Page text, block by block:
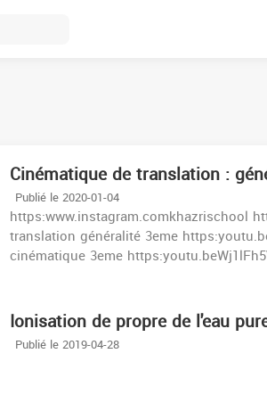
Cinématique de translation :
Publié le 2020-01-04
https:www.instagram.comkhazrischool
translation généralité 3eme
cinématique 3eme
Ionisation de propre de l'eau
Publié le 2019-04-28